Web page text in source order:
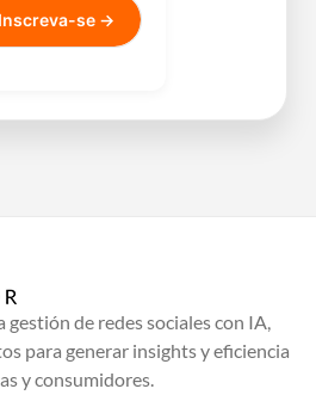
Inscreva-se →
de redes sociales con IA,
para generar insights y eficiencia
y consumidores.